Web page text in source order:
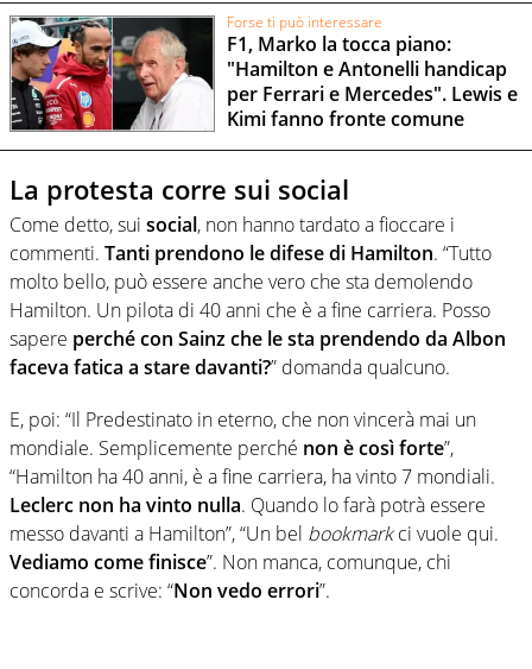
Forse ti può interessare
F1, Marko la tocca piano:
"Hamilton e Antonelli handicap
per Ferrari e Mercedes". Lewis e
Kimi fanno fronte comune
La protesta corre sui social
Come detto, sui social, non hanno tardato a fioccare i
commenti. Tanti prendono le difese di Hamilton. “Tutto
molto bello, può essere anche vero che sta demolendo
Hamilton. Un pilota di 40 anni che è a fine carriera. Posso
sapere perché con Sainz che le sta prendendo da Albon
faceva fatica a stare davanti?” domanda qualcuno.
E, poi: “Il Predestinato in eterno, che non vincerà mai un
mondiale. Semplicemente perché non è così forte”,
“Hamilton ha 40 anni, è a fine carriera, ha vinto 7 mondiali.
Leclerc non ha vinto nulla. Quando lo farà potrà essere
messo davanti a Hamilton”, “Un bel bookmarkci vuole qui.
Vediamo come finisce”. Non manca, comunque, chi
concorda e scrive: “Non vedo errori”.